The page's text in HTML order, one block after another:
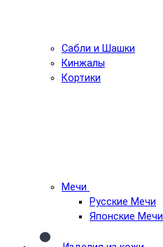
Сабли и Шашки
Кинжалы
Кортики
Мечи
Русские Мечи
Японские Мечи